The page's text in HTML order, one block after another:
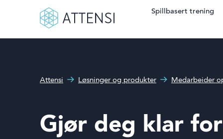
Spillbasert trening
Kunder
med?
Attensi Løsninger og produkter Medarbeider
Gjør deg klar